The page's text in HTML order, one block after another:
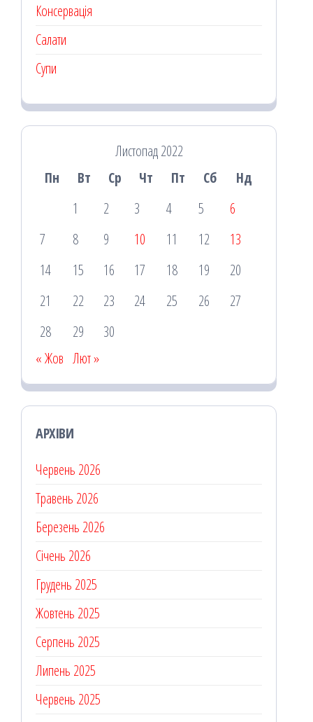
Консервація
Салати
Супи
Листопад 2022
Пн
Вт Ср Чт Пт Сб
Нд
1
2 3 4 5
6
7
8 9 10 11 12
13
14
15 16 17 18 19
20
21
22 23 24 25 26
27
28
29
30
« Жов Лют »
АРХІВИ
Червень 2026
Травень 2026
Березень 2026
Січень 2026
Грудень 2025
Жовтень 2025
Серпень 2025
Липень 2025
Червень 2025